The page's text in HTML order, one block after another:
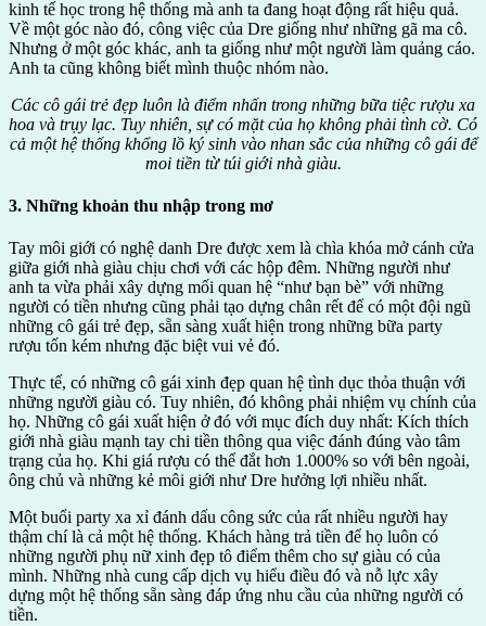
kinh tế học trong hệ thống mà anh ta đang hoạt động rất hiệu quả.
Về một góc nào đó, công việc của Dre giống như những gã ma cô.
Nhưng ở một góc khác, anh ta giống như một người làm quảng cáo.
Anh ta cũng không biết mình thuộc nhóm nào.
Các cô gái trẻ đẹp luôn là điểm nhấn trong những bữa tiệc rượu xa
hoa và trụy lạc. Tuy nhiên, sự có mặt của họ không phải tình cờ. Có
cả một hệ thống khổng lồ ký sinh vào nhan sắc của những cô gái để
moi tiền từ túi giới nhà giàu.
3. Những khoản thu nhập trong mơ
Tay môi giới có nghệ danh Dre được xem là chìa khóa mở cánh cửa
giữa giới nhà giàu chịu chơi với các hộp đêm. Những người như
anh ta vừa phải xây dựng mối quan hệ “như bạn bè” với những
người có tiền nhưng cũng phải tạo dựng chân rết để có một đội ngũ
những cô gái trẻ đẹp, sẵn sàng xuất hiện trong những bữa party
rượu tốn kém nhưng đặc biệt vui vẻ đó.
Thực tế, có những cô gái xinh đẹp quan hệ tình dục thỏa thuận với
những người giàu có. Tuy nhiên, đó không phải nhiệm vụ chính của
họ. Những cô gái xuất hiện ở đó với mục đích duy nhất: Kích thích
giới nhà giàu mạnh tay chi tiền thông qua việc đánh đúng vào tâm
trạng của họ. Khi giá rượu có thể đắt hơn 1.000% so với bên ngoài,
ông chủ và những kẻ môi giới như Dre hưởng lợi nhiều nhất.
Một buổi party xa xỉ đánh dấu công sức của rất nhiều người hay
thậm chí là cả một hệ thống. Khách hàng trả tiền để họ luôn có
những người phụ nữ xinh đẹp tô điểm thêm cho sự giàu có của
mình. Những nhà cung cấp dịch vụ hiểu điều đó và nỗ lực xây
dựng một hệ thống sẵn sàng đáp ứng nhu cầu của những người có
tiền.